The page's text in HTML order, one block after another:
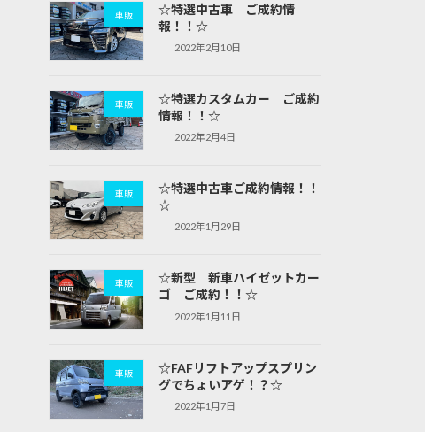
車販
☆特選中古車 ご成約情
報！！☆
2022年2月10日
車販
☆特選カスタムカー ご成約
情報！！☆
2022年2月4日
車販
☆特選中古車ご成約情報！！
☆
2022年1月29日
車販
☆新型 新車ハイゼットカー
ゴ ご成約！！☆
2022年1月11日
車販
☆FAFリフトアップスプリン
グでちょいアゲ！？☆
2022年1月7日